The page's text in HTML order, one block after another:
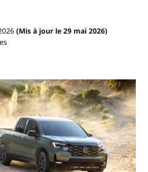
(Mis à jour le 29 mai 2026)